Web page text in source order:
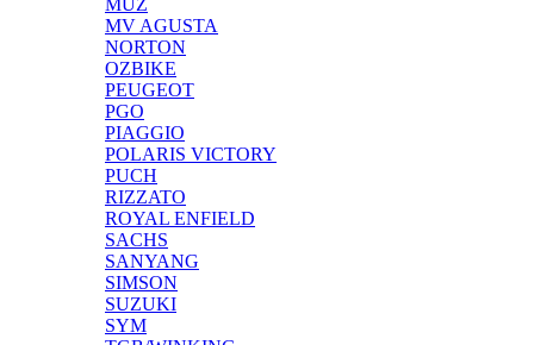
MUZ
MV AGUSTA
NORTON
OZBIKE
PEUGEOT
PGO
PIAGGIO
POLARIS VICTORY
PUCH
RIZZATO
ROYAL ENFIELD
SACHS
SANYANG
SIMSON
SUZUKI
SYM